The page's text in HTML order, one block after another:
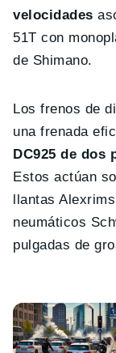
velocidades
51T con
de Shimano.
Los frenos de
una frenada
DC925 de dos
Estos actúan
llantas
neumáticos
pulgadas de